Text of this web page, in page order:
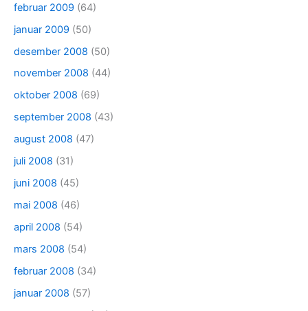
februar 2009 (64)
januar 2009 (50)
desember 2008 (50)
november 2008 (44)
oktober 2008 (69)
september 2008 (43)
august 2008 (47)
juli 2008 (31)
juni 2008 (45)
mai 2008 (46)
april 2008 (54)
mars 2008 (54)
februar 2008 (34)
januar 2008 (57)